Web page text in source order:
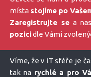
místa stojíme po
Zaregistrujte sea
pozicidle Vámi
Víme, že v IT sféře je
tak na rychlé a pro